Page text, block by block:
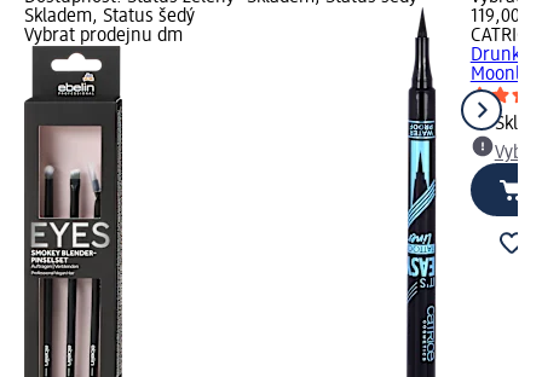
Skladem, Status šedý
Vybrat prodejnu dm
119,00
CATRICE
Drunk'n